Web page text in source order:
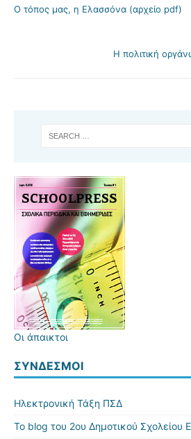
Ο τόπος μας, η Ελασσόνα (αρχείο pdf)
Η πολιτική
Οι άπαικτοι
ΣΎΝΔΕΣΜΟΙ
Ηλεκτρονική Τάξη ΠΣΔ
Το blog του 2ου Δημοτικού Σχολείου